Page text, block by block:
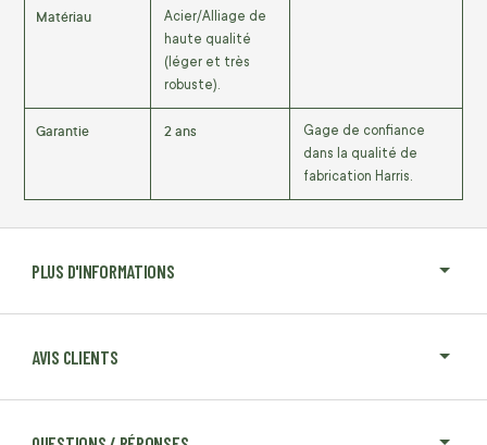
PLUS D'INFORMATIONS
AVIS CLIENTS
Matériau
Acier/Alliage de
haute qualité
(léger et très
robuste).
Garantie 2 ans
Gage de confiance
dans la qualité de
fabrication Harris.